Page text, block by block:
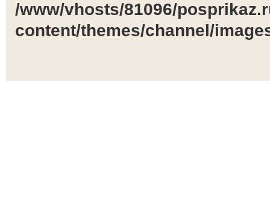
/www/vhosts/81096/
content/themes/channel/